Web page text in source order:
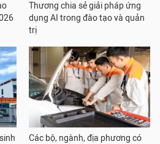
Thương chia sẻ giải pháp ứng
dụng AI trong đào tạo và quản
trị
Các bộ, ngành, địa phương có